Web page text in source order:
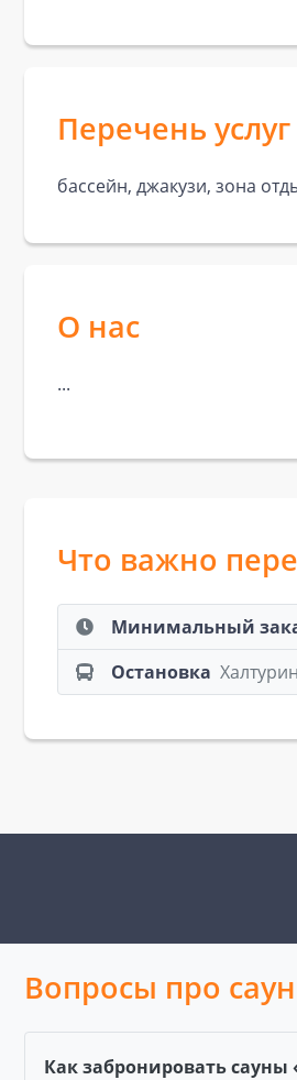
Перечень услуг
бассейн, джакузи, зона
О нас
...
Что важно
Минимальный
Остановка
Вопросы про
Как забронировать сауны